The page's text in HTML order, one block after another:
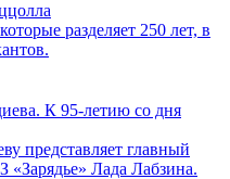
разделяет 250 лет, в
К 95-летию со дня
представляет главный
«Зарядье» Лада Лабзина.